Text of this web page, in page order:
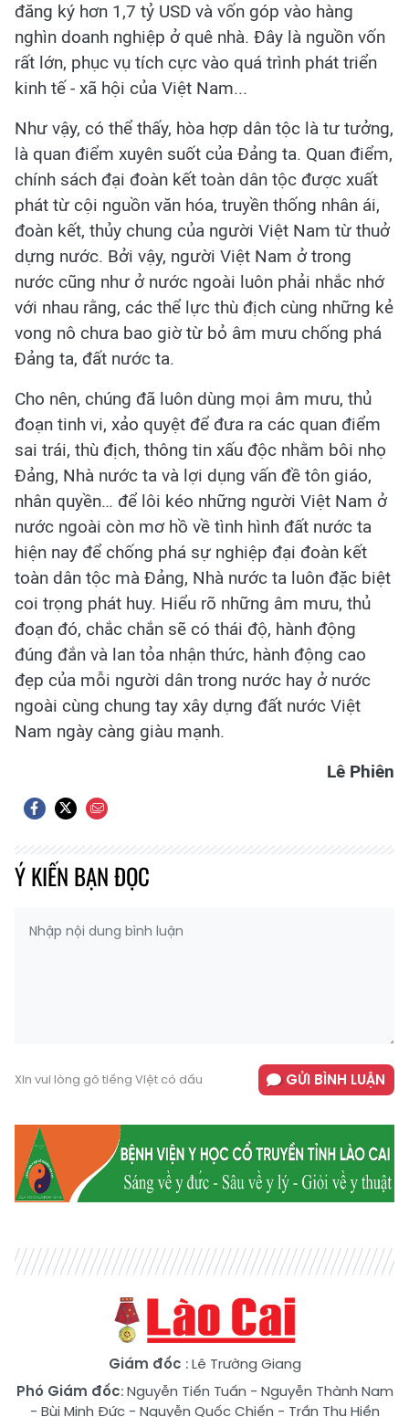
đăng ký hơn 1,7 tỷ USD và vốn góp vào hàng
nghìn doanh nghiệp ở quê nhà. Đây là nguồn vốn
rất lớn, phục vụ tích cực vào quá trình phát triển
kinh tế - xã hội của Việt Nam...
Như vậy, có thể thấy, hòa hợp dân tộc là tư tưởng,
là quan điểm xuyên suốt của Đảng ta. Quan điểm,
chính sách đại đoàn kết toàn dân tộc được xuất
phát từ cội nguồn văn hóa, truyền thống nhân ái,
đoàn kết, thủy chung của người Việt Nam từ thuở
dựng nước. Bởi vậy, người Việt Nam ở trong
nước cũng như ở nước ngoài luôn phải nhắc nhớ
với nhau rằng, các thể lực thù địch cùng những kẻ
vong nô chưa bao giờ từ bỏ âm mưu chống phá
Đảng ta, đất nước ta.
Cho nên, chúng đã luôn dùng mọi âm mưu, thủ
đoạn tinh vi, xảo quyệt để đưa ra các quan điểm
sai trái, thù địch, thông tin xấu độc nhằm bôi nhọ
Đảng, Nhà nước ta và lợi dụng vấn đề tôn giáo,
nhân quyền… để lôi kéo những người Việt Nam ở
nước ngoài còn mơ hồ về tình hình đất nước ta
hiện nay để chống phá sự nghiệp đại đoàn kết
toàn dân tộc mà Đảng, Nhà nước ta luôn đặc biệt
coi trọng phát huy. Hiểu rõ những âm mưu, thủ
đoạn đó, chắc chắn sẽ có thái độ, hành động
đúng đắn và lan tỏa nhận thức, hành động cao
đẹp của mỗi người dân trong nước hay ở nước
ngoài cùng chung tay xây dựng đất nước Việt
Nam ngày càng giàu mạnh.
Lê Phiên
Ý KIẾN BẠN ĐỌC
Xin vui lòng gõ tiếng Việt có dấu GỬI BÌNH LUẬN
Giám đốc : Lê Trường Giang
Phó Giám đốc:Nguyễn Tiến Tuấn - Nguyễn Thành Nam
- Bùi Minh Đức- Nguyễn Quốc Chiến - Trần Thu Hiền